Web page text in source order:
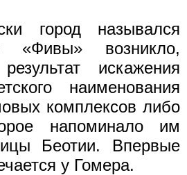
город назывался
«Фивы» возникло,
искажения
наименования
комплексов либо
напоминало им
Беотии. Впервые
у Гомера.